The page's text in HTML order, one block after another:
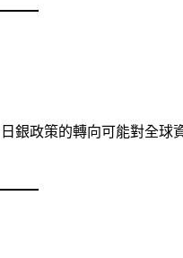
銀政策的轉向可能對全